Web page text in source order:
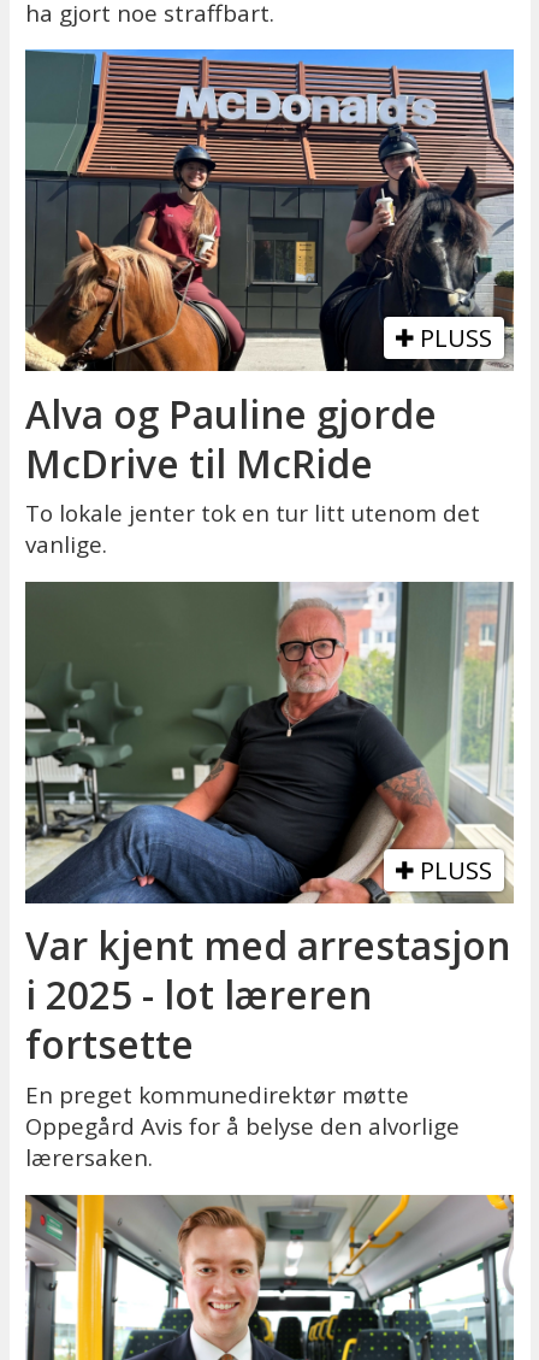
ha gjort noe straffbart.
PLUSS
Alva og Pauline gjorde
McDrive til McRide
To lokale jenter tok en tur litt utenom det
vanlige.
PLUSS
Var kjent med arrestasjon
i 2025 - lot læreren
fortsette
En preget kommunedirektør møtte
Oppegård Avis for å belyse den alvorlige
lærersaken.